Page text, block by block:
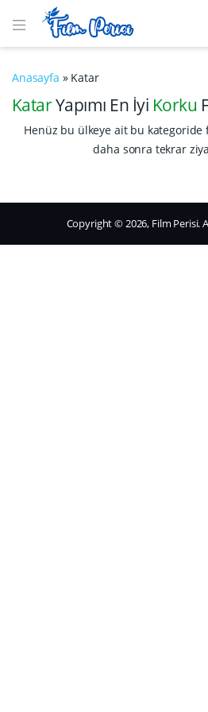
Anasayfa » Katar
KatarYapımı En İyi Korku
Henüz bu ülkeye ait bu
daha sonra tekrar
Copyright © 2026, Film Perisi.